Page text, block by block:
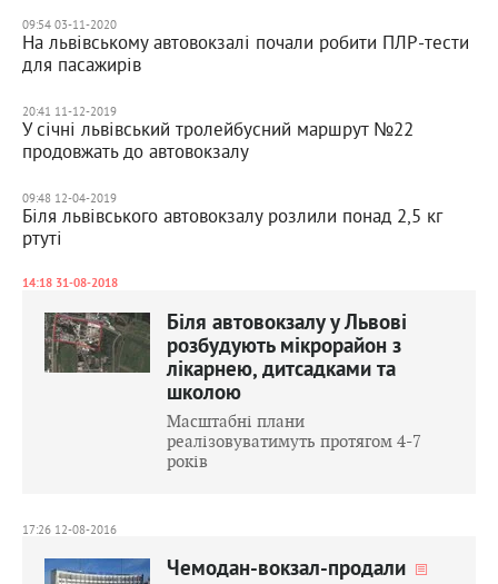
09:54 03-11-2020
На львівському автовокзалі почали робити ПЛР-тести
для пасажирів
20:41 11-12-2019
У січні львівський тролейбусний маршрут №22
продовжать до автовокзалу
09:48 12-04-2019
Біля львівського автовокзалу розлили понад 2,5 кг
ртуті
14:18 31-08-2018
Біля автовокзалу у Львові
розбудують мікрорайон з
лікарнею, дитсадками та
школою
Масштабні плани
реалізовуватимуть протягом 4-7
років
17:26 12-08-2016
Чемодан-вокзал-продали